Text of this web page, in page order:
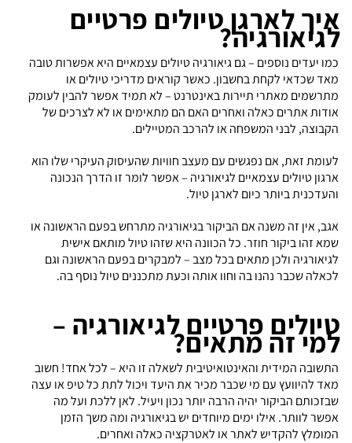
איך לארגן טיולים פרטיים
לגיאורגיה?
כמו יעדים נוספים – גם גיאורגיה טיולים עצמאיים היא אפשרות טובה
מאד שכדאי לקחת בחשבון. כאשר קוראים מדריכי טיולים או
מתרשמים מאתרי תיירות באינטרנט – לא תמיד אפשר להבין לעומק
אודות אתרים כאלה ואחרים האם הם מתאימים או לא לצרכים של
הקבוצה, לבני המשפחה או להרכב המטיילים.
לעומת זאת, אם נפגשים עם מעצב חוויות שהעיסוק העיקרי שלו הוא
ארגון טיולים עצמאיים לגיאורגיה – אפשר לומר זו הדרך הנכונה
והעדכנית ביותר כיום לארגן טיול.
אגב, אין זה משנה אם הביקור בגיאורגיה מתרחש בפעם הראשונה או
שמא זהו ביקור חוזר. כל הכוונה היא שזהו טיול מותאם אישית
לגיאורגיה ולכן מתאים בכל מצב – למבקרים בפעם הראשונה וגם
לכאלה שכבר נהנו בה וחוו אותה וכעת מתכננים טיול נוסף בה.
טיולים פרטיים לגיאורגיה –
למי זה מתאים?
התשובה המידית והאינטואיטיבית לשאלה זו היא – לכל אחד! חשוב
מאד להיוועץ עם מי שכבר מכיר את היעד ויכול לתת כל טיפ או עצה
שבזכותם הביקור יהיה הרבה יותר נכון ויעיל. לאן ללכת ועל מה
אפשר לוותר. אילו ימים מיוחדים יש בגיאורגיה ומה משך הזמן
המומלץ להקדיש לאתר או לאטרקציה כאלה ואחרים.